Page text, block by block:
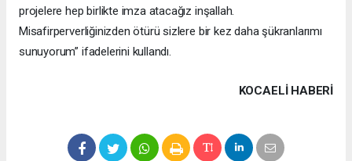
projelere hep birlikte imza atacağız inşallah.
Misafirperverliğinizden ötürü sizlere bir kez daha şükranlarımı
sunuyorum” ifadelerini kullandı.
KOCAELI HABERİ